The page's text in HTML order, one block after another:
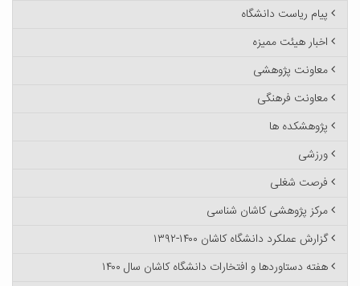
پیام ریاست دانشگاه
اخبار هیئت ممیزه
معاونت پژوهشی
معاونت فرهنگی
پژوهشکده ها
ورزشی
فرصت شغلی
مرکز پژوهشی کاشان شناسی
گزارش عملکرد دانشگاه کاشان ۱۴۰۰-۱۳۹۲
هفته دستاوردها و افتخارات دانشگاه کاشان سال ۱۴۰۰